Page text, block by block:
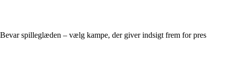
Bevar spilleglæden – vælg kampe, der giver indsigt frem for pres